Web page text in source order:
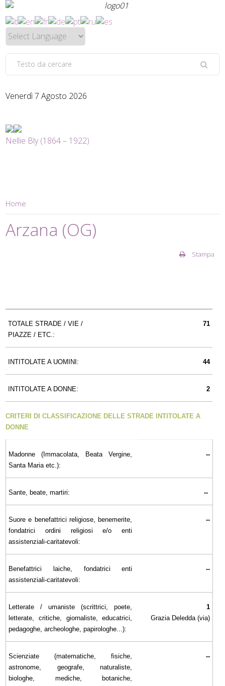
Venerdì 7 Agosto 2026
Nellie Bly (1864 – 1922)
Home
Arzana (OG)
Stampa
TOTALE STRADE / VIE /
PIAZZE / ETC.:
71
INTITOLATE A UOMINI: 44
INTITOLATE A DONNE: 2
CRITERI DI CLASSIFICAZIONE DELLE STRADE INTITOLATE A
DONNE
Madonne (Immacolata, Beata Vergine,
Santa Maria etc.):
--
Sante, beate, martiri: --
Suore e benefattrici religiose, benemerite,
fondatrici ordini religiosi e/o enti
assistenziali-caritatevoli:
--
Benefattrici laiche, fondatrici enti
assistenziali-caritatevoli:
--
Letterate / umaniste (scrittrici, poete,
letterate, critiche, giornaliste, educatrici,
pedagoghe, archeologhe, papirologhe...):
1
Grazia Deledda (via)
Scienziate (matematiche, fisiche,
astronome, geografe, naturaliste,
biologhe, mediche, botaniche,
--